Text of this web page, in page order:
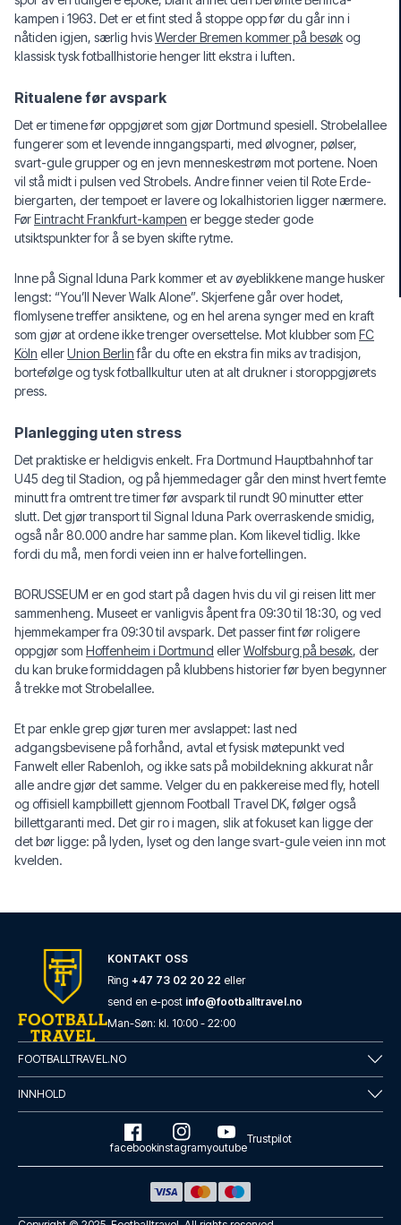
kampen i 1963. Det er et fint sted å stoppe opp før du går inn i
nåtiden igjen, særlig hvisWerder Bremen kommer på besøkog
klassisk tysk fotballhistorie henger litt ekstra i luften.
Ritualene før avspark
Det er timene før oppgjøret som gjør Dortmund spesiell. Strobelallee
fungerer som et levende inngangsparti, med ølvogner, pølser,
svart-gule grupper og en jevn menneskestrøm mot portene. Noen
vil stå midt i pulsen ved Strobels. Andre finner veien til Rote Erde-
biergarten, der tempoet er lavere og lokalhistorien ligger nærmere.
FørEintracht Frankfurt-kampen er begge steder gode
utsiktspunkter for å se byen skifte rytme.
Inne på Signal Iduna Park kommer et av øyeblikkene mange husker
lengst: “You’ll Never Walk Alone”. Skjerfene går over hodet,
flomlysene treffer ansiktene, og en hel arena synger med en kraft
som gjør at ordene ikke trenger oversettelse. Mot klubber som FC
Köln ellerUnion Berlinfår du ofte en ekstra fin miks av tradisjon,
bortefølge og tysk fotballkultur uten at alt drukner i storoppgjørets
press.
Planlegging uten stress
Det praktiske er heldigvis enkelt. Fra Dortmund Hauptbahnhof tar
U45 deg til Stadion, og på hjemmedager går den minst hvert femte
minutt fra omtrent tre timer før avspark til rundt 90 minutter etter
slutt. Det gjør transport til Signal Iduna Park overraskende smidig,
også når 80.000 andre har samme plan. Kom likevel tidlig. Ikke
fordi du må, men fordi veien inn er halve fortellingen.
BORUSSEUM er en god start på dagen hvis du vil gi reisen litt mer
sammenheng. Museet er vanligvis åpent fra 09:30 til 18:30, og ved
hjemmekamper fra 09:30 til avspark. Det passer fint før roligere
oppgjør som Hoffenheim i Dortmund ellerWolfsburg på besøk, der
du kan bruke formiddagen på klubbens historier før byen begynner
å trekke mot Strobelallee.
Et par enkle grep gjør turen mer avslappet: last ned
adgangsbevisene på forhånd, avtal et fysisk møtepunkt ved
Fanwelt eller Rabenloh, og ikke sats på mobildekning akkurat når
alle andre gjør det samme. Velger du en pakkereise med fly, hotell
og offisiell kampbillett gjennom Football Travel DK, følger også
billettgaranti med. Det gir ro i magen, slik at fokuset kan ligge der
det bør ligge: på lyden, lyset og den lange svart-gule veien inn mot
kvelden.
KONTAKT OSS
Ring +47 73 02 20 22 eller
send en e-post info@footballtravel.no
Man-Søn: kl. 10:00 - 22:00
FOOTBALLTRAVEL.NO
INNHOLD
facebookinstagramyoutube
Trustpilot